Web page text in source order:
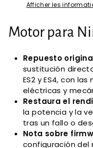
Afficher les
Motor para
Repuesto
sustitución
ES2 y ES4, con
eléctricas y
Restaura el
la potencia y la
tras un fallo o
Nota sobre
configuración del